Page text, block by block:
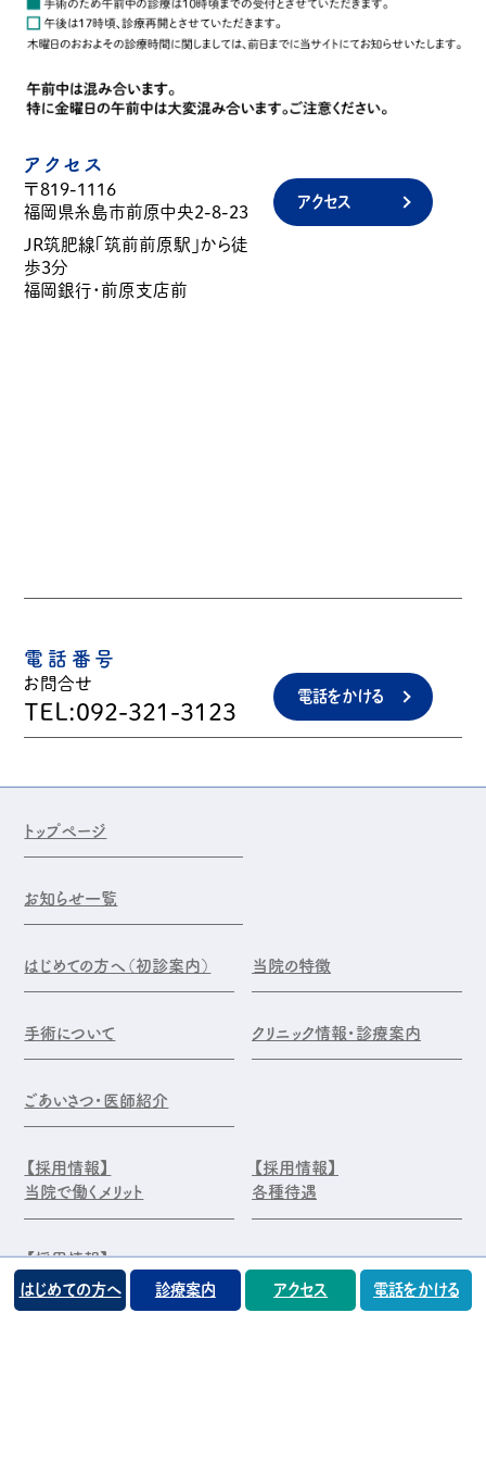
アクセス
〒819-1116
福岡県糸島市前原中央2-8-23
JR筑肥線「筑前前原駅」から徒
歩3分
福岡銀行・前原支店前
アクセス
電話番号
お問合せ
TEL:092-321-3123
電話をかける
トップページ
お知らせ一覧
はじめての方へ（初診案内） 当院の特徴
手術について クリニック情報・診療案内
ごあいさつ・医師紹介
【採用情報】
当院で働くメリット
【採用情報】
各種待遇
【採用情報】
エントリー・お問合せ
はじめての方へ 診療案内 アクセス 電話をかける